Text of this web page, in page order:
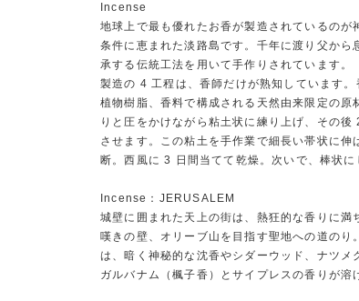
Incense
地球上で最も優れたお香が製造されているのが
条件に恵まれた淡路島です。千年に渡り父から
承する伝統工法を用いて手作りされています。
製造の 4 工程は、香師だけが熟知しています。
植物樹脂、香料で構成される天然由来限定の原
りと圧をかけながら粘土状に練り上げ、その後
させます。この粘土を手作業で細長い帯状に伸
断。西風に 3 日間当てて乾燥。次いで、棒状に
Incense：JERUSALEM
城壁に囲まれた天上の街は、熱狂的な香りに満
嘆きの壁、オリーブ山を目指す聖地への道のり
は、暗く神秘的な沈香やシダーウッド、ナツメ
ガルバナム（楓子香）とサイプレスの香りが溶